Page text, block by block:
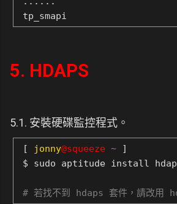
tp_smapi
5. HDAPS
5.1. 安裝硬碟監控程式。
[ jonny@squeeze ~ ]
$ sudo aptitude install
# 若找不到 hdaps 套件，請改用